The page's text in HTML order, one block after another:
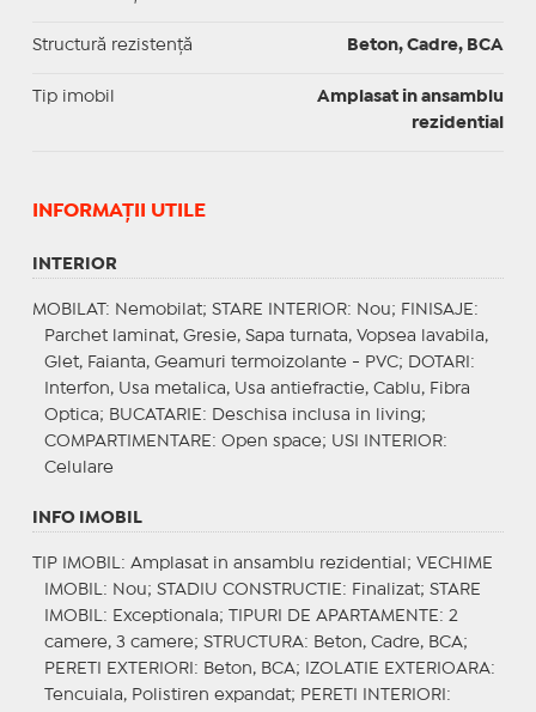
Structură rezistență Beton, Cadre, BCA
Tip imobil
Amplasat in ansamblu
rezidential
INFORMAŢII UTILE
INTERIOR
MOBILAT : Nemobilat; STARE INTERIOR: Nou; FINISAJE :
Parchet laminat, Gresie, Sapa turnata, Vopsea lavabila,
Glet, Faianta, Geamuri termoizolante - PVC;
DOTARI :
Interfon, Usa metalica, Usa antiefractie, Cablu, Fibra
Optica; BUCATARIE : Deschisa inclusa in living;
COMPARTIMENTARE : Open space; USI INTERIOR:
Celulare
INFO IMOBIL
TIP IMOBIL : Amplasat in ansamblu rezidential; VECHIME
IMOBIL : Nou; STADIU CONSTRUCTIE : Finalizat; STARE
IMOBIL : Exceptionala; TIPURI DE APARTAMENTE : 2
camere, 3 camere; STRUCTURA: Beton, Cadre, BCA;
PERETI EXTERIORI : Beton, BCA; IZOLATIE EXTERIOARA:
Tencuiala, Polistiren expandat; PERETI INTERIORI :